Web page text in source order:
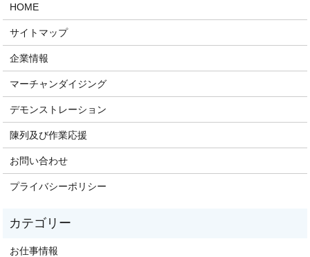
HOME
サイトマップ
企業情報
マーチャンダイジング
デモンストレーション
陳列及び作業応援
お問い合わせ
プライバシーポリシー
お仕事情報